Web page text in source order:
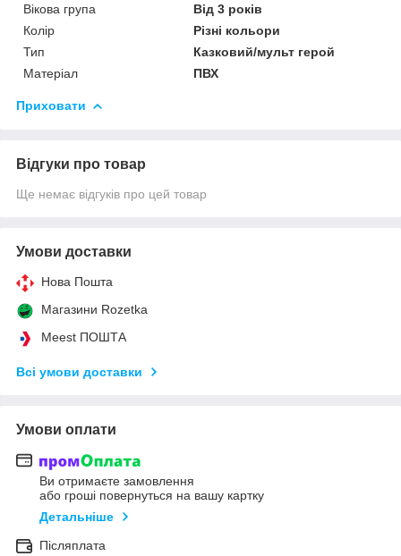
Вікова група
Від 3 років
Колір
Різні кольори
Тип
Казковий/мульт герой
Матеріал
ПВХ
Приховати
Відгуки про товар
Ще немає відгуків про цей товар
Умови доставки
Нова Пошта
Магазини Rozetka
Meest ПОШТА
Всі умови доставки
Умови оплати
Ви отримаєте замовлення
або гроші повернуться на вашу картку
Детальніше
Післяплата